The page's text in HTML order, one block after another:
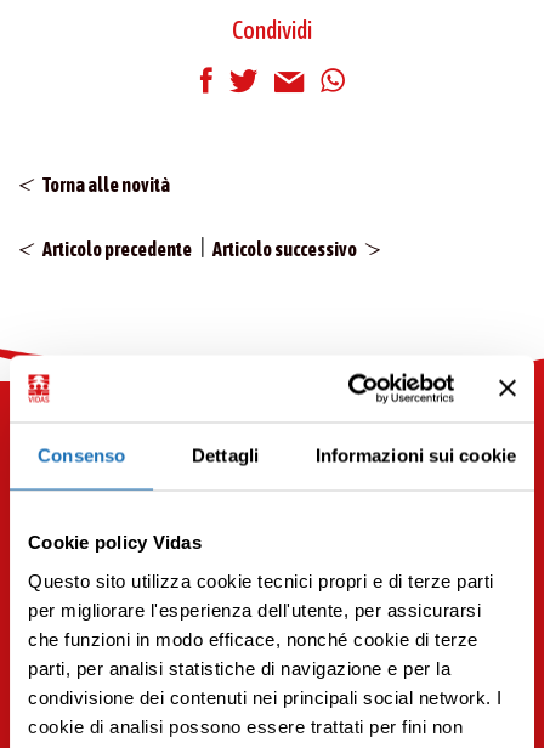
Consenso Dettagli Informazioni sui cookie
Cookie policy Vidas
Questo sito utilizza cookie tecnici propri e di terze parti
per migliorare l'esperienza dell'utente, per assicurarsi
che funzioni in modo efficace, nonché cookie di terze
parti, per analisi statistiche di navigazione e per la
condivisione dei contenuti nei principali social network. I
cookie di analisi possono essere trattati per fini non
Condividi
Torna alle novità
Articolo precedente Articolo successivo
Per scoprire articoli simili iscriviti alla
newsletter.
Premi INVIO per cercare o ESC per uscire